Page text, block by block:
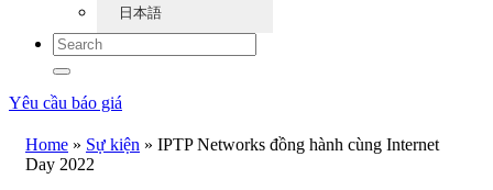
日本語
Yêu cầu báo giá
Home » Sự kiện » IPTP Networks đồng hành cùng Internet
Day 2022